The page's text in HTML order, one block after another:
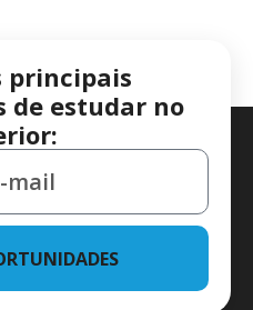
principais
de estudar no